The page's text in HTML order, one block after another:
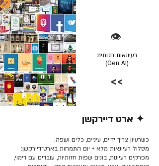
👁️
רעיונאות חזותית
(Gen AI)
>>
✦ ארט דיירקשן
כשרעיון צריך ידיים, עיניים, כלים ושפה.
מסלול רעיונאות מלא + יום התמחות בארט־דיירקשן:
מפרקים רעיונות, בונים שפות חזותיות, עובדים עם דימוי,